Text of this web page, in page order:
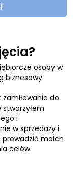
osoby w
biznesowy.
do
stworzyłem
i
w sprzedaży i
prowadzić moich
celów.